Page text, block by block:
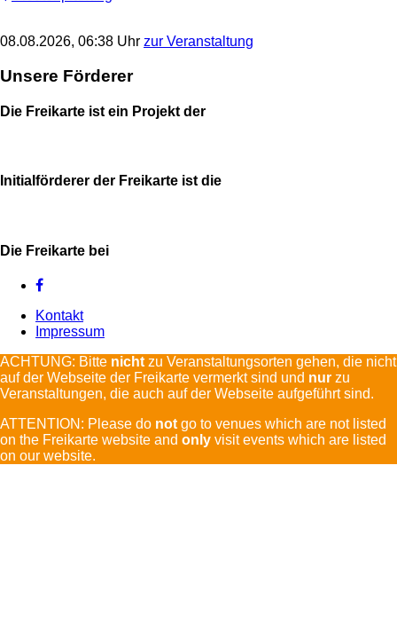
08.08.2026, 06:38 Uhr zur Veranstaltung
Unsere Förderer
Die Freikarte ist ein Projekt der
Initialförderer der Freikarte ist die
Die Freikarte bei
Kontakt
Impressum
ACHTUNG: Bitte nicht zu Veranstaltungsorten gehen, die nicht
auf der Webseite der Freikarte vermerkt sind und nur zu
Veranstaltungen, die auch auf der Webseite aufgeführt sind.
ATTENTION: Please do not go to venues which are not listed
on the Freikarte website and only visit events which are listed
on our website.